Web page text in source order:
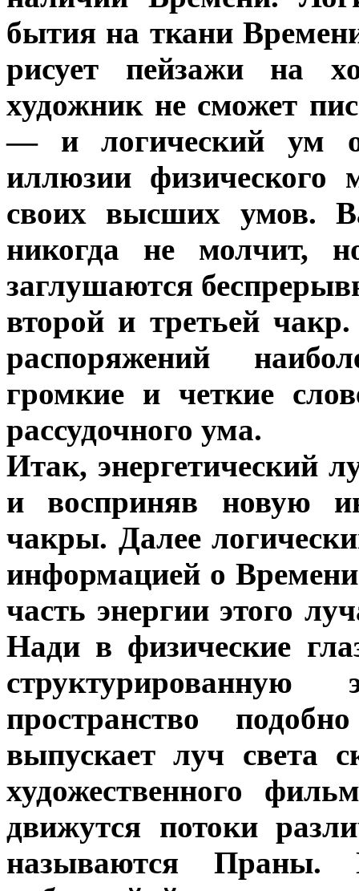
бытия на ткани
рисует пейзажи на
художник не сможет
— и логический ум
иллюзии
своих высших умов.
никогда не молчит,
заглушаются
второй и третьей
распоряжений
громкие и четкие
рассудочного ума.
Итак, энергетический
и восприняв новую
чакры. Далее
информацией о
часть энергии этого
Нади в физические
пространство
выпускает луч света
художественного
движутся потоки
называются Праны.